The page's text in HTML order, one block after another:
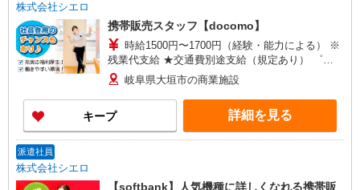
株式会社シエロ
携帯販売スタッフ【docomo】
時給1500円〜1700円（経験・能力による） ※
残業代支給 ★交通費別途支給（規定あり） ゜
+゜・。○。・゜+゜・。○。・゜+゜ 入社祝い金10
万円支給(規定有) お友達を紹介頂くと, インセンテ
ィブ支給(規定有) ★月2回払い・週払い可能（規程
有）★ ゜・。○。・゜+゜・。○。・゜+゜
岐阜県大垣市の商業施設
キープ 詳細を見る
派遣社員
株式会社シエロ
【softbank】人気機種に詳しくなれる携帯販